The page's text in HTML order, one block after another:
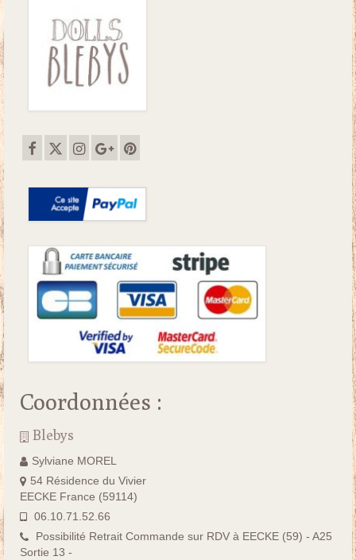
Coordonnées :
Blebys
Sylviane MOREL
54 Résidence du Vivier
EECKE France (59114)
06.10.71.52.66
Possibilité Retrait Commande sur RDV à EECKE (59) - A25
Sortie 13 -